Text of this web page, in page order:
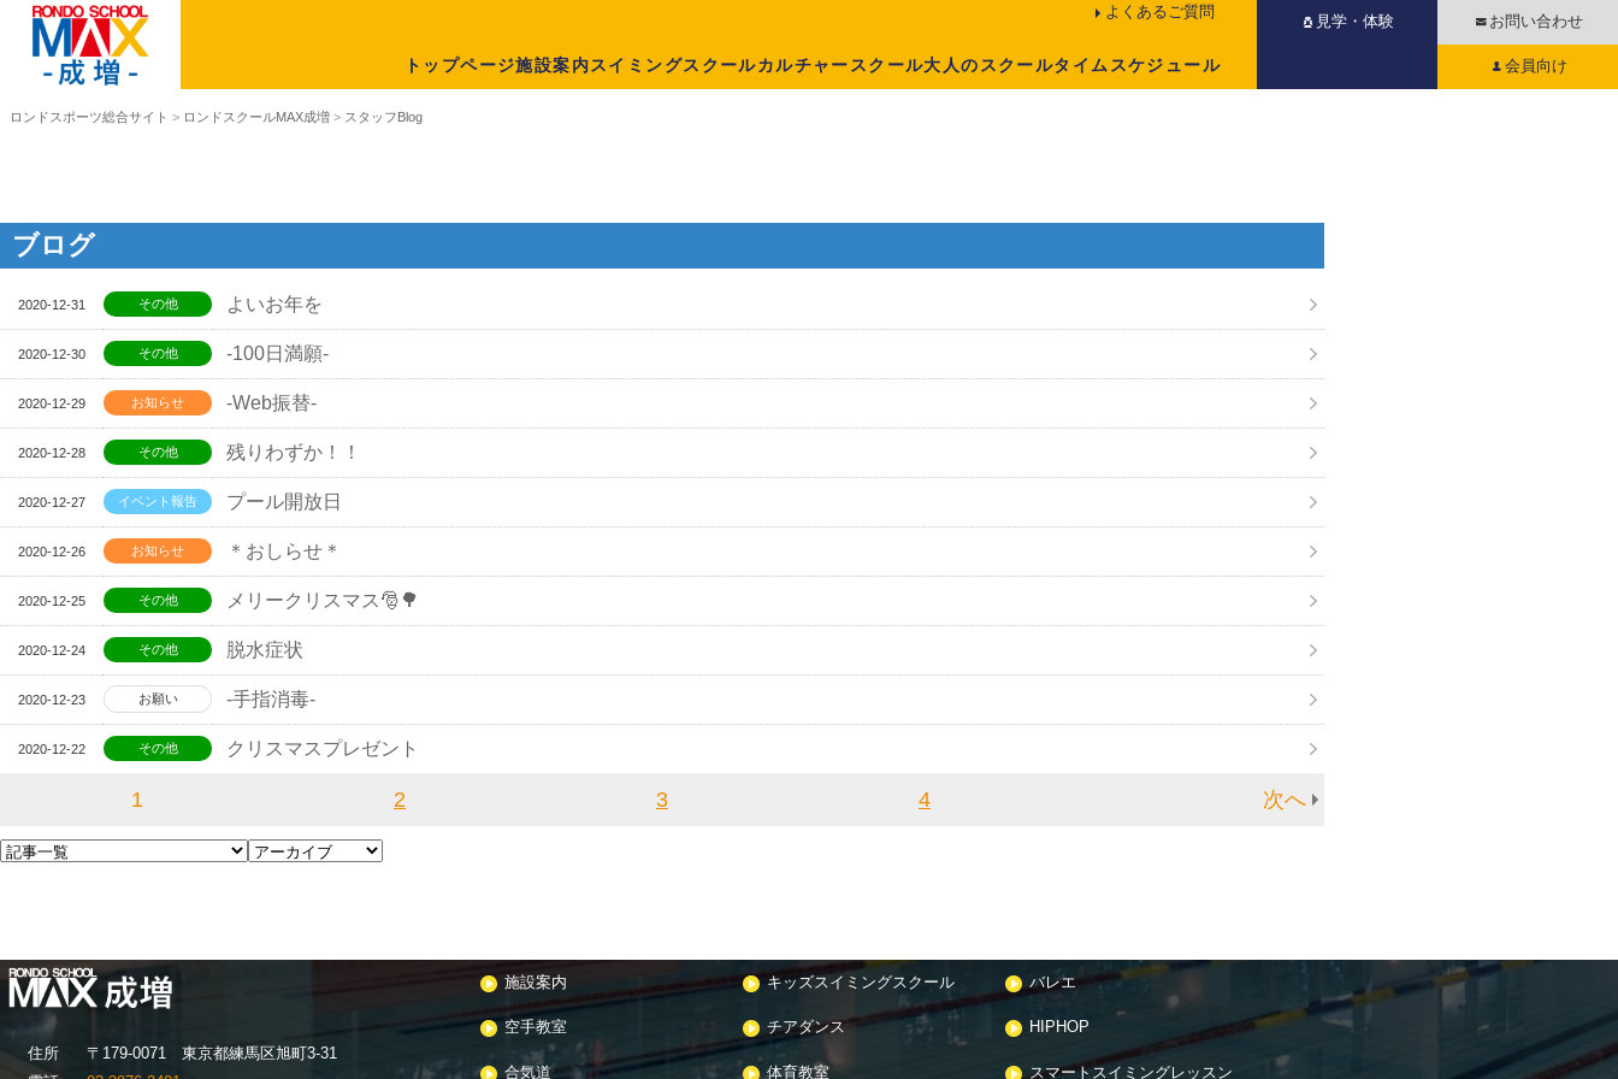
見学・体験 お問い合わせ
会員向け
よくあるご質問
トップページ施設案内スイミングスクールカルチャースクール大人のスクールタイムスケジュール
ロンドスポーツ総合サイト > ロンドスクールMAX成増 > スタッフBlog
ブログ
2020-12-31 その他 よいお年を
2020-12-30 その他 -100日満願-
2020-12-29 お知らせ -Web振替-
2020-12-28 その他 残りわずか！！
2020-12-27 イベント報告 プール開放日
2020-12-26 お知らせ ＊おしらせ＊
2020-12-25 その他 メリークリスマス🎅🌳
2020-12-24 その他 脱水症状
2020-12-23 お願い -手指消毒-
2020-12-22 その他 クリスマスプレゼント
1 2 3 4 次へ
住所
〒179-0071 東京都練馬区旭町3-31
施設案内 キッズスイミングスクール バレエ
空手教室 チアダンス HIPHOP
合気道 体育教室 スマートスイミングレッスン